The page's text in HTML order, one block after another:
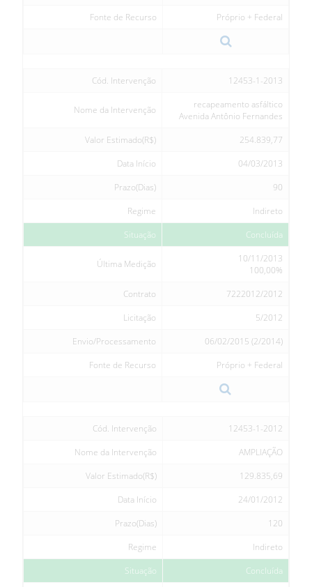
Fonte de Recurso
Próprio + Federal
Cód. Intervenção 12453-1-2013
Nome da Intervenção
recapeamento asfáltico
Avenida Antônio Fernandes
Valor Estimado(R$)
254.839,77
Data Início
04/03/2013
Prazo(Dias)
90
Regime
Indireto
Situação
Concluída
Última Medição
10/11/2013
100,00%
Contrato
7222012/2012
Licitação
5/2012
Envio/Processamento
06/02/2015 (2/2014)
Fonte de Recurso
Próprio + Federal
Cód. Intervenção
12453-1-2012
Nome da Intervenção
AMPLIAÇÃO
Valor Estimado(R$)
129.835,69
Data Início
24/01/2012
Prazo(Dias)
120
Regime
Indireto
Situação
Concluída